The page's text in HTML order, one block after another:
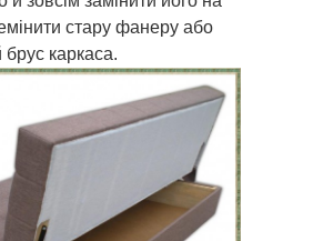
стару фанеру або
брус каркаса.